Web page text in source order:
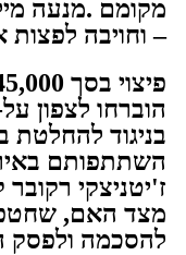
מקומם .מנעה
– וחויבה
הוברחו לצפון
בניגוד
השתתפותם
ז'יטניצקי
מצד האם,
להסכמה ולפסק